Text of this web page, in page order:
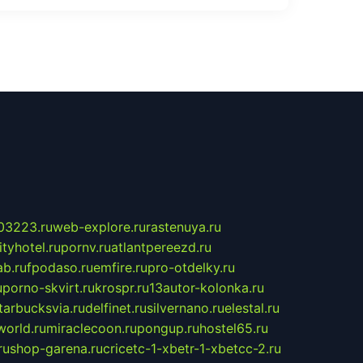
web-explore.rurastenuya.ru
pornv.ruatlantpereezd.ru
fpodaso.ruemfire.rupro-otdelky.ru
porno-skvirt.rukrospr.ru13autor-kolonka.ru
delfinet.rusilvernano.ruelestal.ru
miraclecoon.rupongup.ruhostel65.ru
shop-garena.rucricetc-1-xbetr-1-xbetcc-2.ru